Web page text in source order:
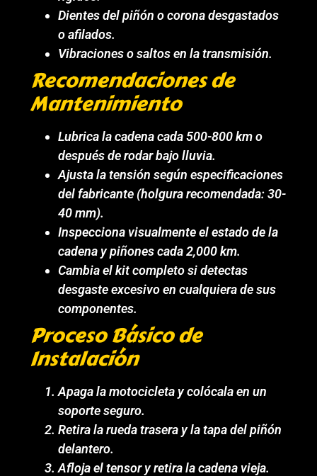
Dientes del piñón o corona desgastados
o afilados.
Vibraciones o saltos en la transmisión.
Recomendaciones de
Mantenimiento
Lubrica la cadena cada 500-800 km o
después de rodar bajo lluvia.
Ajusta la tensión según especificaciones
del fabricante (holgura recomendada: 30-
40 mm).
Inspecciona visualmente el estado de la
cadena y piñones cada 2,000 km.
Cambia el kit completo si detectas
desgaste excesivo en cualquiera de sus
componentes.
Proceso Básico de
Instalación
Apaga la motocicleta y colócala en un
soporte seguro.
Retira la rueda trasera y la tapa del piñón
delantero.
Afloja el tensor y retira la cadena vieja.